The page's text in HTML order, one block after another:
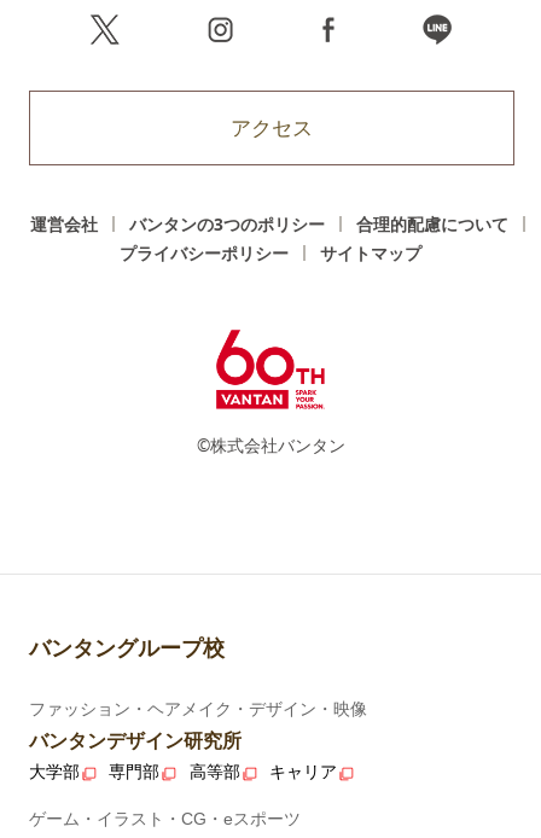
アクセス
運営会社 バンタンの3つのポリシー
合理的配慮について
プライバシーポリシー
サイトマップ
©株式会社バンタン
バンタングループ校
ファッション・ヘアメイク・デザイン・映像
バンタンデザイン研究所
大学部 専門部 高等部 キャリア
ゲーム・イラスト・CG・eスポーツ